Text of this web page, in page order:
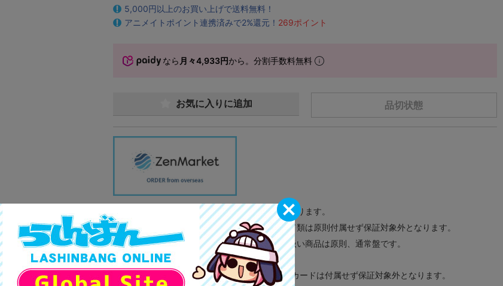
5,000円以上のお買い上げで送料無料！
アニメイトポイント連携済みで2%還元！ 269ポイント
なら 月々4,933円から。分割手数料無料
品切状態
お気に入りに追加
商品画像は商品説明のためのサンプル画像になります。
販促物、書籍の帯やぬいぐるみのタグ、コード類は原則付属せず保証対象外となります。
商品名や備考欄に特別な記載が無い限り取り扱い商品は原則、通常盤です。
「電池」は原則として保証対象外となります。
ゲーム機本体には、SDカードなどのメモリーカードは付属せず保証対象外となります。